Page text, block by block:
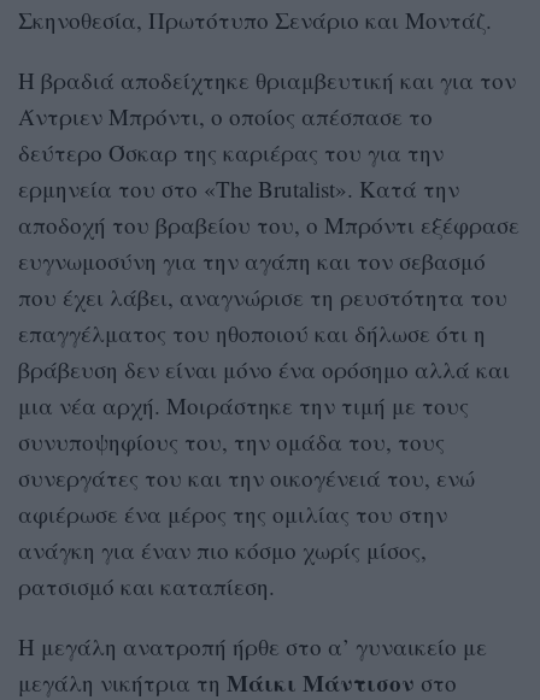
Σκηνοθεσία, Πρωτότυπο Σενάριο και Μοντάζ.
H βραδιά αποδείχτηκε θριαμβευτική και για τον
Άντριεν Μπρόντι, ο οποίος απέσπασε το
δεύτερο Όσκαρ της καριέρας του για την
ερμηνεία του στο «The Brutalist». Κατά την
αποδοχή του βραβείου του, ο Μπρόντι εξέφρασε
ευγνωμοσύνη για την αγάπη και τον σεβασμό
που έχει λάβει, αναγνώρισε τη ρευστότητα του
επαγγέλματος του ηθοποιού και δήλωσε ότι η
βράβευση δεν είναι μόνο ένα ορόσημο αλλά και
μια νέα αρχή. Μοιράστηκε την τιμή με τους
συνυποψηφίους του, την ομάδα του, τους
συνεργάτες του και την οικογένειά του, ενώ
αφιέρωσε ένα μέρος της ομιλίας του στην
ανάγκη για έναν πιο κόσμο χωρίς μίσος,
ρατσισμό και καταπίεση.
Η μεγάλη ανατροπή ήρθε στο α’ γυναικείο με
μεγάλη νικήτρια τη Μάικι Μάντισον στο